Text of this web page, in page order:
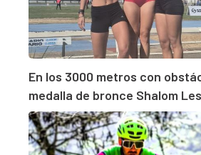
En los 3000 metros con
medalla de bronce Shalom